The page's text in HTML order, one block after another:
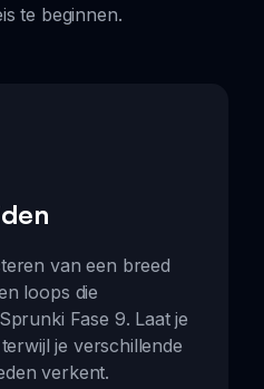
te beginnen.
van een breed
loops die
Fase 9. Laat je
je verschillende
verkent.